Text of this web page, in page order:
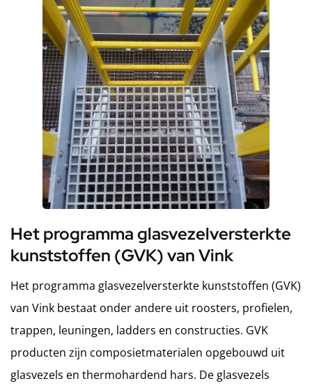
Het programma glasvezelversterkte
kunststoffen (GVK) van Vink
Het programma glasvezelversterkte kunststoffen (GVK)
van Vink bestaat onder andere uit roosters, profielen,
trappen, leuningen, ladders en constructies. GVK
producten zijn composietmaterialen opgebouwd uit
glasvezels en thermohardend hars. De glasvezels